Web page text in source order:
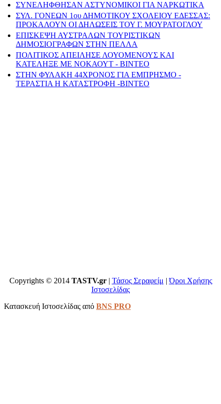
ΣΥΝΕΛΗΦΘΗΣΑΝ ΑΣΤΥΝΟΜΙΚΟΙ ΓΙΑ ΝΑΡΚΩΤΙΚΑ
ΣΥΛ. ΓΟΝΕΩΝ 1ου ΔΗΜΟΤΙΚΟΥ ΣΧΟΛΕΙΟΥ ΕΔΕΣΣΑΣ:
ΠΡΟΚΑΛΟΥΝ ΟΙ ΔΗΛΩΣΕΙΣ ΤΟΥ Γ. ΜΟΥΡΑΤΟΓΛΟΥ
ΕΠΙΣΚΕΨΗ ΑΥΣΤΡΑΛΩΝ ΤΟΥΡΙΣΤΙΚΩΝ
ΔΗΜΟΣΙΟΓΡΑΦΩΝ ΣΤΗΝ ΠΕΛΛΑ
ΠΟΛΙΤΙΚΟΣ ΑΠΕΙΛΗΣΕ ΛΟΥΟΜΕΝΟΥΣ ΚΑΙ
ΚΑΤΕΛΗΞΕ ΜΕ ΝΟΚΑΟΥΤ - ΒΙΝΤΕΟ
ΣΤΗΝ ΦΥΛΑΚΗ 44ΧΡΟΝΟΣ ΓΙΑ ΕΜΠΡΗΣΜΟ -
ΤΕΡΑΣΤΙΑ Η ΚΑΤΑΣΤΡΟΦΗ -ΒΙΝΤΕΟ
Copyrights © 2014 TASTV.gr| Τάσος Σεραφείμ |Όροι Χρήσης
Ιστοσελίδας
Κατασκευή Ιστοσελίδας από BNS PRO